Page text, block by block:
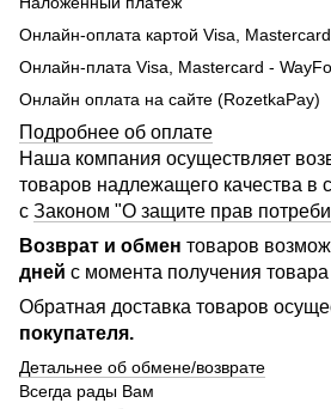
Онлайн-оплата картой Visa,
Онлайн-плата Visa, Mastercard -
Онлайн оплата на сайте (RozetkaPay)
Подробнее об оплате
Наша компания осуществляет
товаров надлежащего качества в
с Законом "О защите прав
Возврат и обмен товаров
дней с момента получения
Обратная доставка товаров
покупателя.
Детальнее об обмене/возврате
Всегда рады Вам